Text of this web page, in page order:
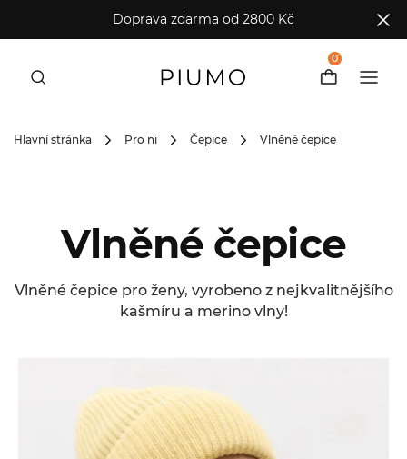
Doprava zdarma od 2800 Kč
0
Hlavní stránka Pro ni Čepice Vlněné čepice
Vlněné čepice
Vlněné čepice pro ženy, vyrobeno z nejkvalitnějšího
kašmíru a merino vlny!